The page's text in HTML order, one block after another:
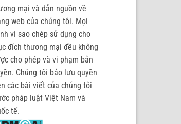
mại và dẫn nguồn về
web của chúng tôi. Mọi
vi sao chép sử dụng cho
đích thương mại đều không
cho phép và vi phạm bản
Chúng tôi bảo lưu quyền
các bài viết của chúng tôi
pháp luật Việt Nam và
tế.